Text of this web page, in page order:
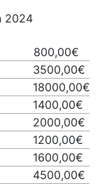
2024
800,00€
3500,00€
18000,00€
1400,00€
2000,00€
1200,00€
1600,00€
4500,00€